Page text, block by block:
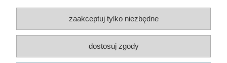
Sklep internetowy Shoper.pl
zaakceptuj tylko niezbędne
dostosuj zgody